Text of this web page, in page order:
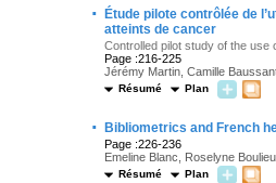
·
Étude pilote contrôlée de
atteints de cancer
Controlled pilot study of the
Page :216-225
Jérémy Martin, Camille
Résumé Plan
· Bibliometrics and French
Page :226-236
Emeline Blanc, Roselyne
Résumé Plan